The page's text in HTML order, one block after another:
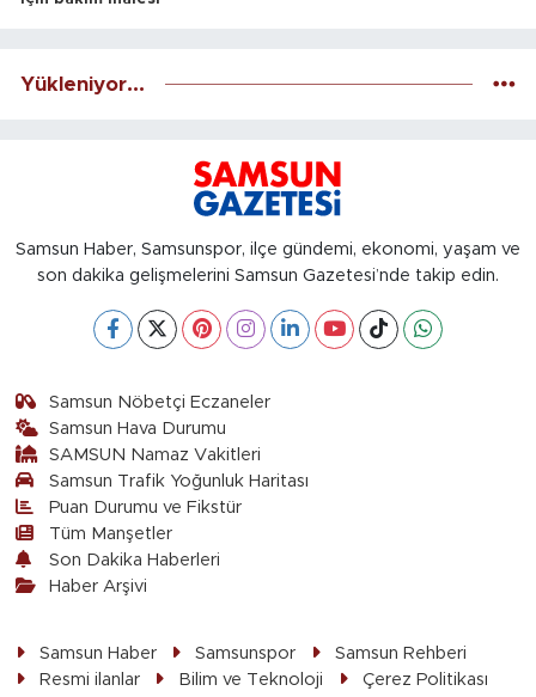
Yükleniyor...
Samsun Haber, Samsunspor, ilçe gündemi, ekonomi, yaşam ve
son dakika gelişmelerini Samsun Gazetesi’nde takip edin.
Samsun Nöbetçi Eczaneler
Samsun Hava Durumu
SAMSUN Namaz Vakitleri
Samsun Trafik Yoğunluk Haritası
Puan Durumu ve Fikstür
Tüm Manşetler
Son Dakika Haberleri
Haber Arşivi
Samsun Haber Samsunspor
Samsun Rehberi
Resmi ilanlar
Bilim ve Teknoloji
Çerez Politikası